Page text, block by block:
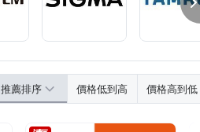
推薦排序 價格低到高 價格高到低